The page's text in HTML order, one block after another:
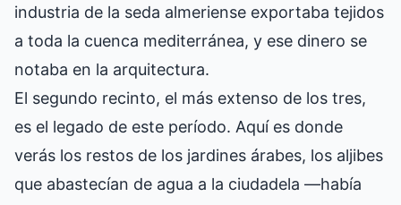
industria de la seda almeriense exportaba tejidos
a toda la cuenca mediterránea, y ese dinero se
notaba en la arquitectura.
El segundo recinto, el más extenso de los tres,
es el legado de este período. Aquí es donde
verás los restos de los jardines árabes, los aljibes
que abastecían de agua a la ciudadela —había